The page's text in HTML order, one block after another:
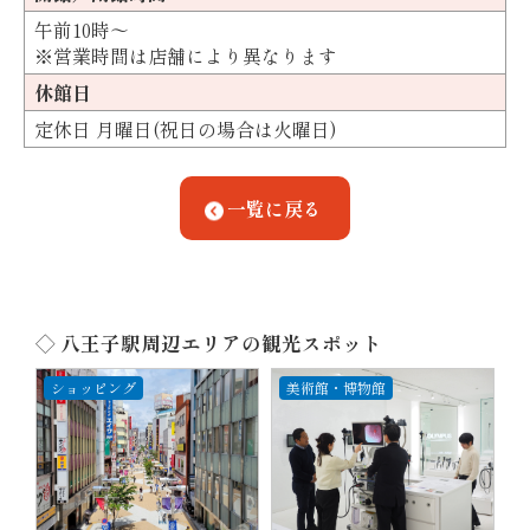
午前10時～
※営業時間は店舗により異なります
休館日
定休日 月曜日(祝日の場合は火曜日)
一覧に戻る
◇ 八王子駅周辺エリアの観光スポット
ショッピング 美術館・博物館